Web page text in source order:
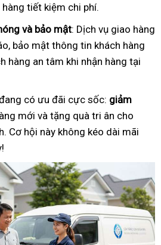
tiết kiệm chi phí.
và bảo mật: Dịch vụ giao hàng
bảo mật thông tin khách hàng
hàng an tâm khi nhận hàng tại
có ưu đãi cực sốc: giảm
mới và tặng quà tri ân cho
Cơ hội này không kéo dài mãi